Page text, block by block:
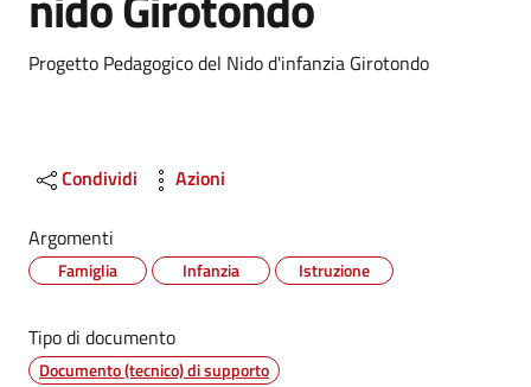
Dettagli
Progetto Pedagogico del Nido d'infanzia Girotondo
Condividi Azioni
Argomenti
Famiglia Infanzia Istruzione
Tipo di documento
Documento (tecnico) di supporto